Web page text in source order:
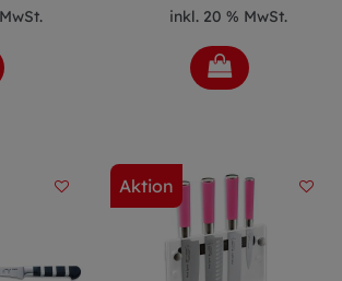
inkl. 20 % MwSt.
Aktion